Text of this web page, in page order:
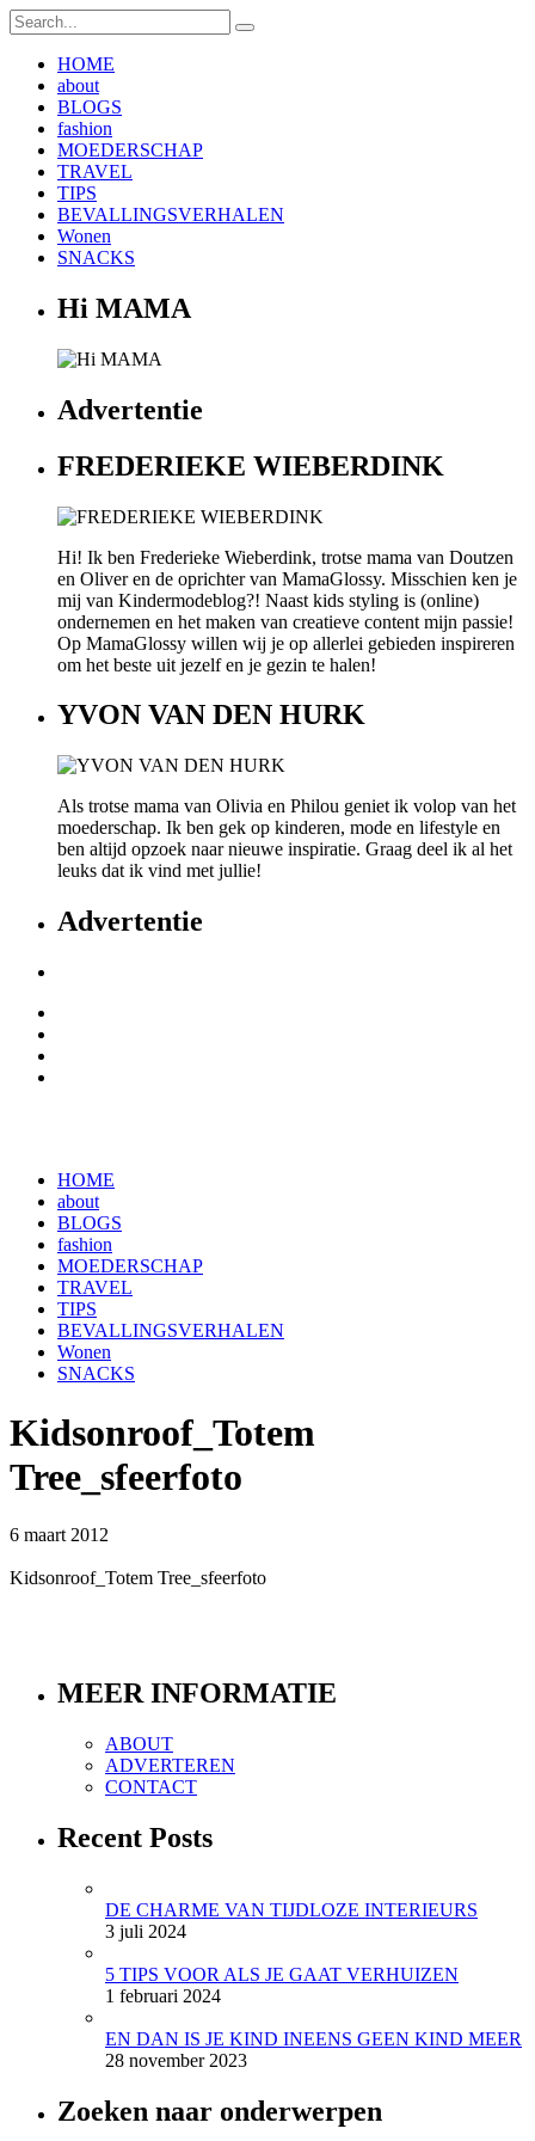
HOME
about
BLOGS
fashion
MOEDERSCHAP
TRAVEL
TIPS
BEVALLINGSVERHALEN
Wonen
SNACKS
Hi MAMA
Advertentie
FREDERIEKE WIEBERDINK
Hi! Ik ben Frederieke Wieberdink, trotse mama van Doutzen
en Oliver en de oprichter van MamaGlossy. Misschien ken je
mij van Kindermodeblog?! Naast kids styling is (online)
ondernemen en het maken van creatieve content mijn passie!
Op MamaGlossy willen wij je op allerlei gebieden inspireren
om het beste uit jezelf en je gezin te halen!
YVON VAN DEN HURK
Als trotse mama van Olivia en Philou geniet ik volop van het
moederschap. Ik ben gek op kinderen, mode en lifestyle en
ben altijd opzoek naar nieuwe inspiratie. Graag deel ik al het
leuks dat ik vind met jullie!
Advertentie
HOME
about
BLOGS
fashion
MOEDERSCHAP
TRAVEL
TIPS
BEVALLINGSVERHALEN
Wonen
SNACKS
Kidsonroof_Totem
Tree_sfeerfoto
6 maart 2012
Kidsonroof_Totem Tree_sfeerfoto
MEER INFORMATIE
ABOUT
ADVERTEREN
CONTACT
Recent Posts
DE CHARME VAN TIJDLOZE INTERIEURS
3 juli 2024
5 TIPS VOOR ALS JE GAAT VERHUIZEN
1 februari 2024
EN DAN IS JE KIND INEENS GEEN KIND MEER
28 november 2023
Zoeken naar onderwerpen